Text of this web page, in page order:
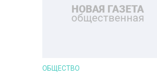
ОБЩЕСТВО